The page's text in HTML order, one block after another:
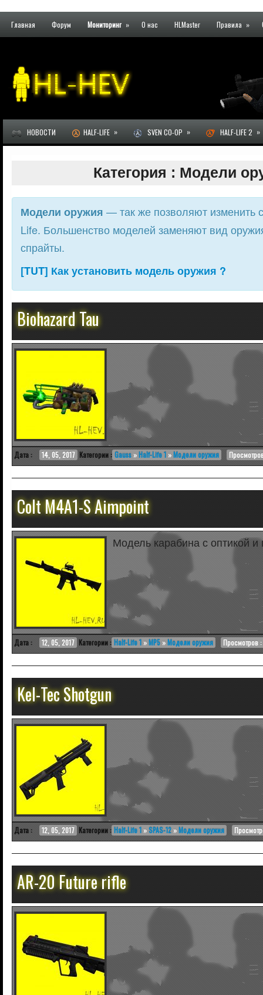
Главная Форум Мониторинг » О нас HLMaster Правила »
НОВОСТИ HALF-LIFE » SVEN CO-OP » HALF-LIFE 2 »
Категория : Модели
Модели оружия — так же позволяют изменить
Life. Большенство моделей заменяют вид
спрайты.
[TUT] Как установить модель оружия ?
Biohazard Tau
Дата : 14, 05, 2017 Категории : Gauss »Half-Life 1 »Модели оружия
Colt M4A1-S Aimpoint
Модель карабина с оптикой
Дата : 12, 05, 2017 Категории : Half-Life 1 »MP5 »Модели оружия Просмотров :
Kel-Tec Shotgun
Дата : 12, 05, 2017 Категории : Half-Life 1 »SPAS-12 »Модели оружия
AR-20 Future rifle